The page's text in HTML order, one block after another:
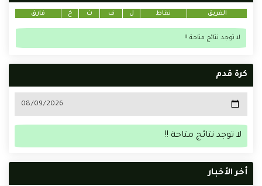
الفريق نقاط ل ف ت خ فارق
لا توجد نتائج متاحة !!
كرة قدم
لا توجد نتائج متاحة !!
أخر الأخبار